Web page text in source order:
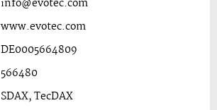
www.evotec.com
DE0005664809
566480
SDAX, TecDAX